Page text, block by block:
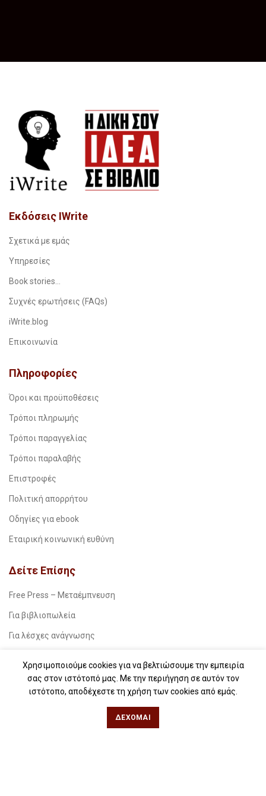
Εκδόσεις IWrite
Σχετικά με εμάς
Υπηρεσίες
Book stories…
Συχνές ερωτήσεις (FAQs)
iWrite.blog
Επικοινωνία
Πληροφορίες
Όροι και προϋποθέσεις
Τρόποι πληρωμής
Τρόποι παραγγελίας
Τρόποι παραλαβής
Επιστροφές
Πολιτική απορρήτου
Οδηγίες για ebook
Εταιρική κοινωνική ευθύνη
Δείτε Επίσης
Free Press – Μεταέμπνευση
Για βιβλιοπωλεία
Για λέσχες ανάγνωσης
Για σχολεία
Για βιβλιοφιλικές ομάδες
Χρησιμοποιούμε cookies για να βελτιώσουμε την εμπειρία
σας στον ιστότοπό μας. Με την περιήγηση σε αυτόν τον
ιστότοπο, αποδέχεστε τη χρήση των cookies από εμάς.
ΔΈΧΟΜΑΙ